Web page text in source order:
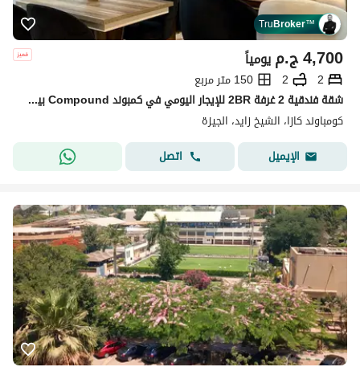
TruBroker™
ج.م4,700 يومياً
2
2
150 متر مربع
شقة فندقية 2 غرفة 2BR للإيجار اليومي في كمبوند Compound بيفرلي هيلز – الشيخ زايد Beverly Hills Compound – Sheikh Zayed
كومباوند كازا، الشيخ زايد، الجيزة
الإيميل
اتصل